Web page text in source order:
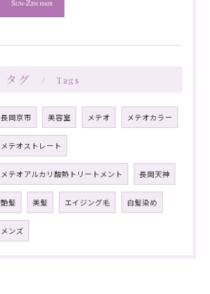
タグ Tags
長岡京市 美容室 メテオ メテオカラー
メテオストレート
メテオアルカリ酸熱トリートメント 長岡天神
艶髪 美髪 エイジング毛 白髪染め
メンズ